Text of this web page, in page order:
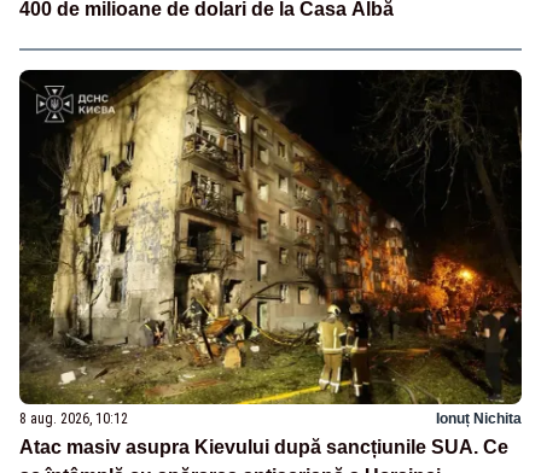
400 de milioane de dolari de la Casa Albă
8 aug. 2026, 10:12 Ionuț Nichita
Atac masiv asupra Kievului după sancțiunile SUA. Ce